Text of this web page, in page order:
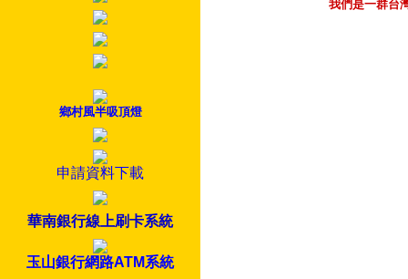
鄉村風半吸頂燈
申請資料下載
華南銀行線上刷卡系統
玉山銀行網路ATM系統
我們是一群台